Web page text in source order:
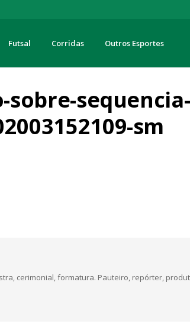
Futsal Corridas Outros Esportes
sobre-
sm
cerimonial, formatura. Pauteiro, repórter,